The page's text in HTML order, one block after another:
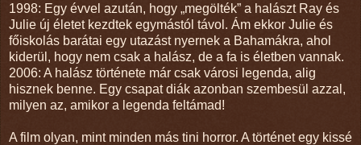
1998: Egy évvel azután, hogy „megölték” a halászt Ray és
Julie új életet kezdtek egymástól távol. Ám ekkor Julie és
főiskolás barátai egy utazást nyernek a Bahamákra, ahol
kiderül, hogy nem csak a halász, de a fa is életben vannak.
2006: A halász története már csak városi legenda, alig
hisznek benne. Egy csapat diák azonban szembesül azzal,
milyen az, amikor a legenda feltámad!
A film olyan, mint minden más tini horror. A történet egy kissé